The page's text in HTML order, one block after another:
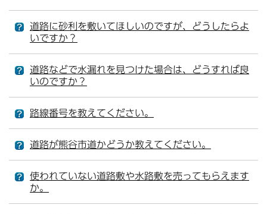
道路に砂利を敷いてほしいのですが、どうしたらよ
いですか？
道路などで水漏れを見つけた場合は、どうすれば良
いのですか？
路線番号を教えてください。
道路が熊谷市道かどうか教えてください。
使われていない道路敷や水路敷を売ってもらえます
か。